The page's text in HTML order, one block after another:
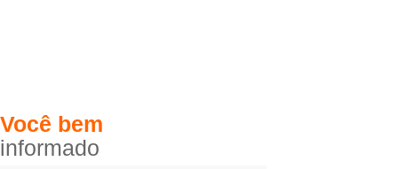
Você bem
informado